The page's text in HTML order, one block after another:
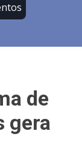
de
gera